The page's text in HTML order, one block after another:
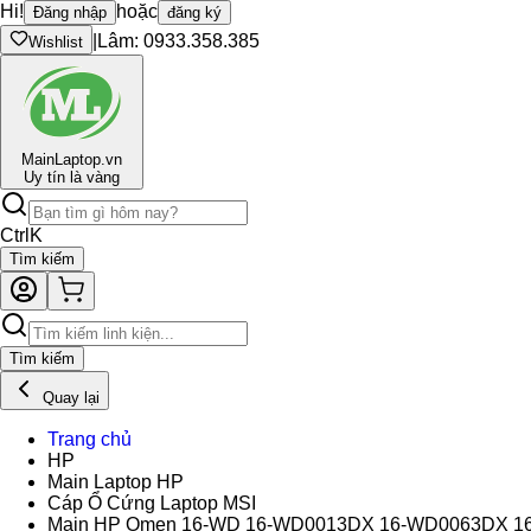
Hi! Đăng nhập hoặc đăng ký
Wishlist
Lâm: 0933.358.385
MainLaptop.vn
Uy tín là vàng
Ctrl K
Tìm kiếm
Tìm kiếm
Quay lại
Trang chủ
HP
Main Laptop HP
Cáp Ổ Cứng Laptop MSI
Main HP Omen 16-WD 16-WD0013DX 16-WD0063DX